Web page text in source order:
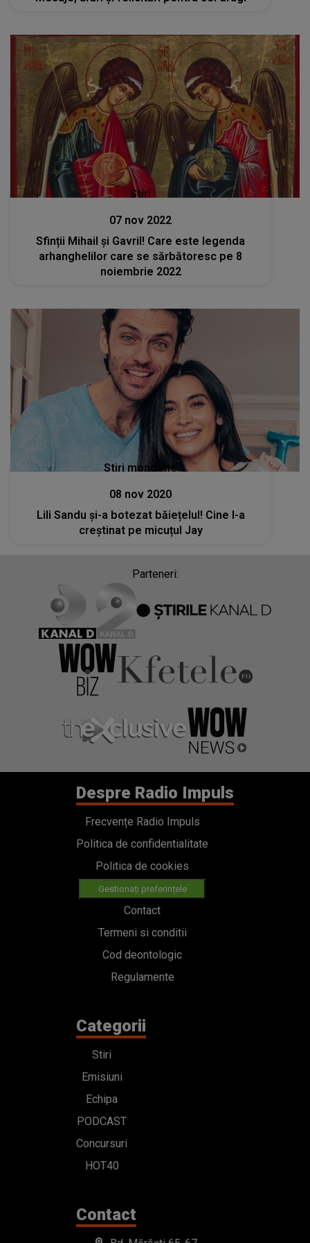
Stiri
07 nov 2022
Sfinții Mihail și Gavril! Care este legenda
arhanghelilor care se sărbătoresc pe 8
noiembrie 2022
Stiri mondene
08 nov 2020
Lili Sandu și-a botezat băiețelul! Cine l-a
creștinat pe micuțul Jay
Parteneri:
Despre Radio Impuls
Frecvențe Radio Impuls
Politica de confidentialitate
Politica de cookies
Gestionați preferințele
Contact
Termeni si conditii
Cod deontologic
Regulamente
Categorii
Stiri
Emisiuni
Echipa
PODCAST
Concursuri
HOT40
Contact